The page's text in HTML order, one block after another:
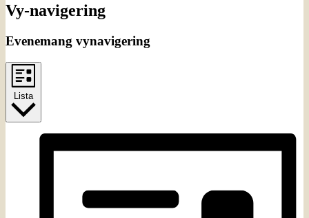
Evenemang
Vy-navigering
Evenemang vynavigering
Lista